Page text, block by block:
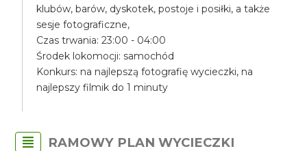
klubów, barów, dyskotek, postoje i posiłki, a także
sesje fotograficzne,
Czas trwania: 23:00 - 04:00
Środek lokomocji: samochód
Konkurs: na najlepszą fotografię wycieczki, na
najlepszy filmik do 1 minuty
RAMOWY PLAN WYCIECZKI